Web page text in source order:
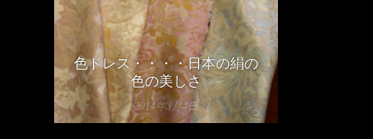
色ドレス・・・・日本の絹の
色の美しさ
2014年3月4日